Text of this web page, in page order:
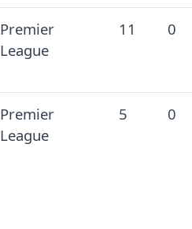
Premier
League
11 0
Premier
League
5 0